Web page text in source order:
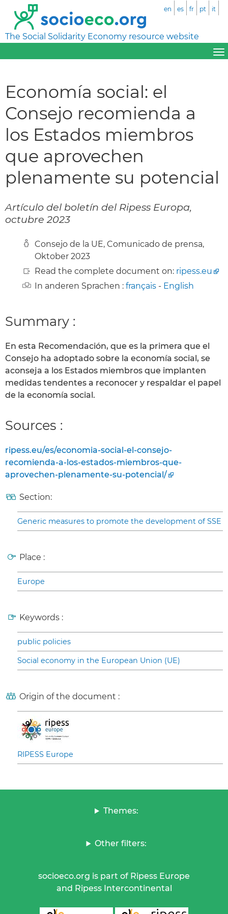
The Social Solidarity Economy resource website
en es fr pt it
Economía social: el
Consejo recomienda a
los Estados miembros
que aprovechen
plenamente su potencial
Artículo del boletín del Ripess Europa,
octubre 2023
Consejo de la UE, Comunicado de prensa,
Oktober 2023
Read the complete document on: ripess.eu
In anderen Sprachen : français - English
Summary :
En esta Recomendación, que es la primera que el
Consejo ha adoptado sobre la economía social, se
aconseja a los Estados miembros que implanten
medidas tendentes a reconocer y respaldar el papel
de la economía social.
Sources :
ripess.eu/es/economia-social-el-consejo-
recomienda-a-los-estados-miembros-que-
aprovechen-plenamente-su-potencial/
Section:
Generic measures to promote the development of SSE
Place :
Europe
Keywords :
public policies
Social economy in the European Union (UE)
Origin of the document :
RIPESS Europe
Themes:
Other filters:
socioeco.org is part of Ripess Europe
and Ripess Intercontinental